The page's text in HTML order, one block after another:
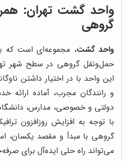
واحد گشت تهران:
گروهی
واحد گشت، مجموعه‌ای است که
حمل‌ونقل گروهی در سطح شهر
این واحد با در اختیار داشتن
و رانندگان مجرب، آماده ارائه
دولتی و خصوصی، مدارس،
با توجه به افزایش روزافزون
گروهی با مبدأ و مقصد یکسان،
می‌تواند راه حلی ایده‌آل برای